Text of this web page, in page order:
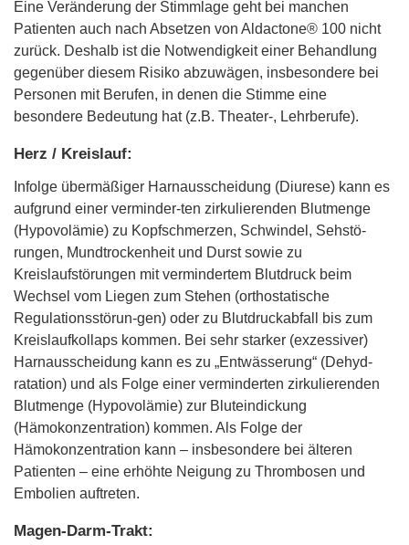
Eine Veränderung der Stimmlage geht bei manchen
Patienten auch nach Absetzen von Aldactone® 100 nicht
zurück. Deshalb ist die Notwendigkeit einer Behandlung
gegenüber diesem Risiko abzuwägen, insbesondere bei
Personen mit Berufen, in denen die Stimme eine
besondere Bedeutung hat (z.B. Theater-, Lehrberufe).
Herz / Kreislauf:
Infolge übermäßiger Harnausscheidung (Diurese) kann es
aufgrund einer verminder-ten zirkulierenden Blutmenge
(Hypovolämie) zu Kopfschmerzen, Schwindel, Sehstö-
rungen, Mundtrockenheit und Durst sowie zu
Kreislaufstörungen mit vermindertem Blutdruck beim
Wechsel vom Liegen zum Stehen (orthostatische
Regulationsstörun-gen) oder zu Blutdruckabfall bis zum
Kreislaufkollaps kommen. Bei sehr starker (exzessiver)
Harnausscheidung kann es zu „Entwässerung“ (Dehyd-
ratation) und als Folge einer verminderten zirkulierenden
Blutmenge (Hypovolämie) zur Bluteindickung
(Hämokonzentration) kommen. Als Folge der
Hämokonzentration kann – insbesondere bei älteren
Patienten – eine erhöhte Neigung zu Thrombosen und
Embolien auftreten.
Magen-Darm-Trakt: